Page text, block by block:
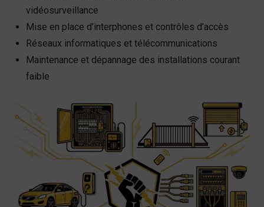
vidéosurveillance
Mise en place d’interphones et contrôles d’accès
Réseaux informatiques et télécommunications
Maintenance et dépannage des installations courant
faible